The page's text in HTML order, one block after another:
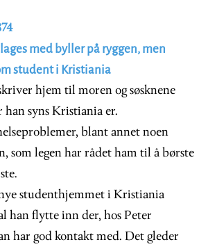
med byller på ryggen, men
student i Kristiania
hjem til moren og søsknene
han syns Kristiania er.
blant annet noen
som legen har rådet ham til å børste
studenthjemmet i Kristiania
han flytte inn der, hos Peter
har god kontakt med. Det gleder